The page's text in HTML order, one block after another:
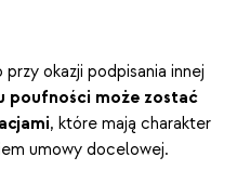
okazji podpisania innej
poufności może zostać
, które mają charakter
umowy docelowej.